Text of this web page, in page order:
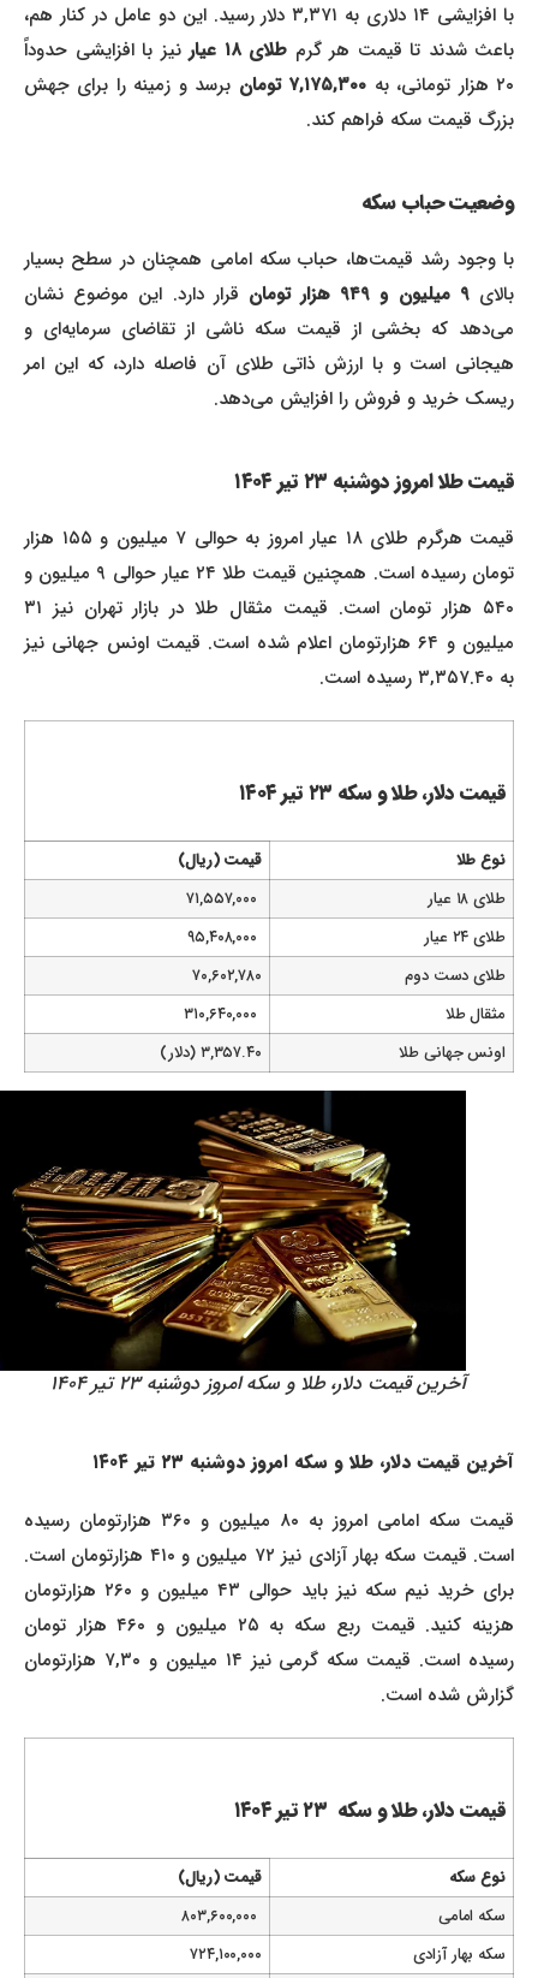
با افزایشی ۱۴ دلاری به ۳,۳۷۱ دلار رسید. این دو عامل در کنار هم،
باعث شدند تا قیمت هر گرمطلای ۱۸ عیار
نیز با افزایشی حدوداً
۷,۱۷۵,۳۰۰ تومان
برسد و زمینه را برای جهش
بزرگ قیمت سکه فراهم کند.
وضعیت حباب سکه
با وجود رشد قیمت‌ها، حباب سکه امامی همچنان در سطح بسیار
بالای۹ میلیون و ۹۴۹ هزار تومان
قرار دارد. این موضوع نشان
می‌دهد که بخشی از قیمت سکه ناشی از تقاضای سرمایه‌ای و
هیجانی است و با ارزش ذاتی طلای آن فاصله دارد، که این امر
ریسک خرید و فروش را افزایش می‌دهد.
قیمت طلا امروز دوشنبه ۲۳ تیر ۱۴۰۴
قیمت هرگرم طلای ۱۸ عیار امروز به حوالی ۷ میلیون و ۱۵۵ هزار
تومان رسیده است. همچنین قیمت طلا ۲۴ عیار حوالی ۹ میلیون و
۵۴۰ هزار تومان است. قیمت مثقال طلا در بازار تهران نیز ۳۱
میلیون و ۶۴ هزارتومان اعلام شده است. قیمت اونس جهانی نیز
قیمت دلار، طلا و سکه ۲۳ تیر ۱۴۰۴
نوع طلا
قیمت (ریال)
طلای ۱۸ عیار
طلای ۲۴ عیار
طلای دست دوم
۷۰,۶۰۲,۷۸۰
مثقال طلا
اونس جهانی طلا
۳,۳۵۷.۴۰ (دلار)
آخرین قیمت دلار، طلا و سکه امروز دوشنبه ۲۳ تیر ۱۴۰۴
آخرین قیمت دلار، طلا و سکه امروز دوشنبه ۲۳ تیر ۱۴۰۴
قیمت سکه امامی امروز به ۸۰ میلیون و ۳۶۰ هزارتومان رسیده
است. قیمت سکه بهار آزادی نیز ۷۲ میلیون و ۴۱۰ هزارتومان است.
برای خرید نیم سکه نیز باید حوالی ۴۳ میلیون و ۲۶۰ هزارتومان
هزینه کنید. قیمت ربع سکه به ۲۵ میلیون و ۴۶۰ هزار تومان
رسیده است. قیمت سکه گرمی نیز ۱۴ میلیون و ۷,۳۰ هزارتومان
گزارش شده است.
قیمت دلار، طلا و سکه ۲۳ تیر ۱۴۰۴
نوع سکه
قیمت (ریال)
سکه امامی
سکه بهار آزادی
۷۲۴,۱۰۰,۰۰۰